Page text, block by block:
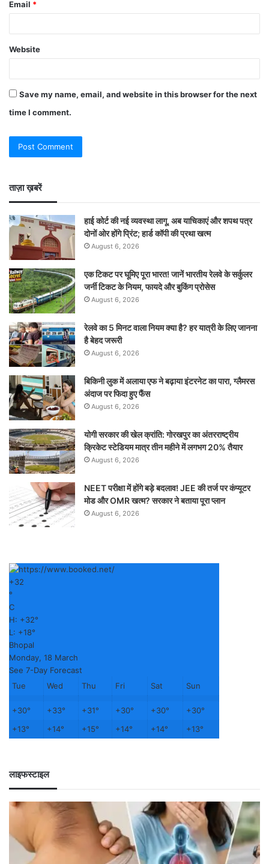
Email *
Website
Save my name, email, and website in this browser for the next
time I comment.
ताज़ा ख़बरें
हाई कोर्ट की नई व्यवस्था लागू, अब याचिकाएं और शपथ पत्र
दोनों ओर होंगे प्रिंट; हार्ड कॉपी की प्रथा खत्म
August 6, 2026
एक टिकट पर घूमिए पूरा भारत! जानें भारतीय रेलवे के सर्कुलर
जर्नी टिकट के नियम, फायदे और बुकिंग प्रोसेस
August 6, 2026
रेलवे का 5 मिनट वाला नियम क्या है? हर यात्री के लिए जानना
है बेहद जरूरी
August 6, 2026
बिकिनी लुक में अलाया एफ ने बढ़ाया इंटरनेट का पारा, ग्लैमरस
अंदाज पर फिदा हुए फैंस
August 6, 2026
योगी सरकार की खेल क्रांति: गोरखपुर का अंतरराष्ट्रीय
क्रिकेट स्टेडियम मात्र तीन महीने में लगभग 20% तैयार
August 6, 2026
NEET परीक्षा में होंगे बड़े बदलाव! JEE की तर्ज पर कंप्यूटर
मोड और OMR खत्म? सरकार ने बताया पूरा प्लान
August 6, 2026
+32
°
C
H: +32°
L: +18°
Bhopal
Monday, 18 March
See 7-Day Forecast
Tue
Wed Thu Fri Sat Sun
+30° +33° +31° +30° +30° +30°
+13° +14° +15° +14° +14° +13°
लाइफस्टाइल